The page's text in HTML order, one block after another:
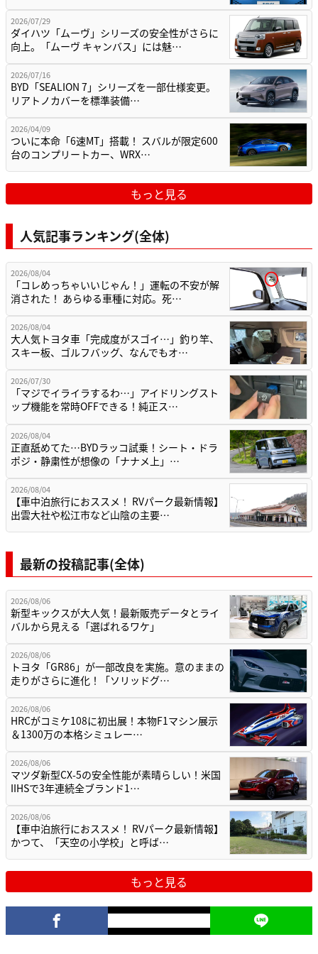
2026/07/29
ダイハツ「ムーヴ」シリーズの安全性がさらに
向上。「ムーヴ キャンバス」には魅…
2026/07/16
BYD「SEALION 7」シリーズを一部仕様変更。
リアトノカバーを標準装備…
2026/04/09
ついに本命「6速MT」搭載！ スバルが限定600
台のコンプリートカー、WRX…
もっと見る
人気記事ランキング(全体)
2026/08/04
「コレめっちゃいいじゃん！」運転の不安が解
消された！ あらゆる車種に対応。死…
2026/08/04
大人気トヨタ車「完成度がスゴイ…」釣り竿、
スキー板、ゴルフバッグ、なんでもオ…
2026/07/30
「マジでイライラするわ…」アイドリングスト
ップ機能を常時OFFできる！純正ス…
2026/08/04
正直舐めてた…BYDラッコ試乗！シート・ドラ
ポジ・静粛性が想像の「ナナメ上」…
2026/08/04
【車中泊旅行におススメ！ RVパーク最新情報】
出雲大社や松江市など山陰の主要…
最新の投稿記事(全体)
2026/08/06
新型キックスが大人気！最新販売データとライ
バルから見える「選ばれるワケ」
2026/08/06
トヨタ「GR86」が一部改良を実施。意のままの
走りがさらに進化！「ソリッドグ…
2026/08/06
HRCがコミケ108に初出展！本物F1マシン展示
＆1300万の本格シミュレー…
2026/08/06
マツダ新型CX-5の安全性能が素晴らしい！米国
IIHSで3年連続全ブランド1…
2026/08/06
【車中泊旅行におススメ！ RVパーク最新情報】
かつて、「天空の小学校」と呼ば…
もっと見る